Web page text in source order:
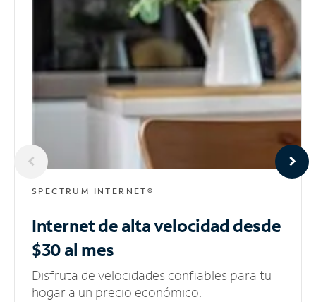
SPECTRUM INTERNET®
Internet de alta velocidaddesde
$30 al mes
Disfruta de velocidades confiables para tu
hogar a un precio económico.